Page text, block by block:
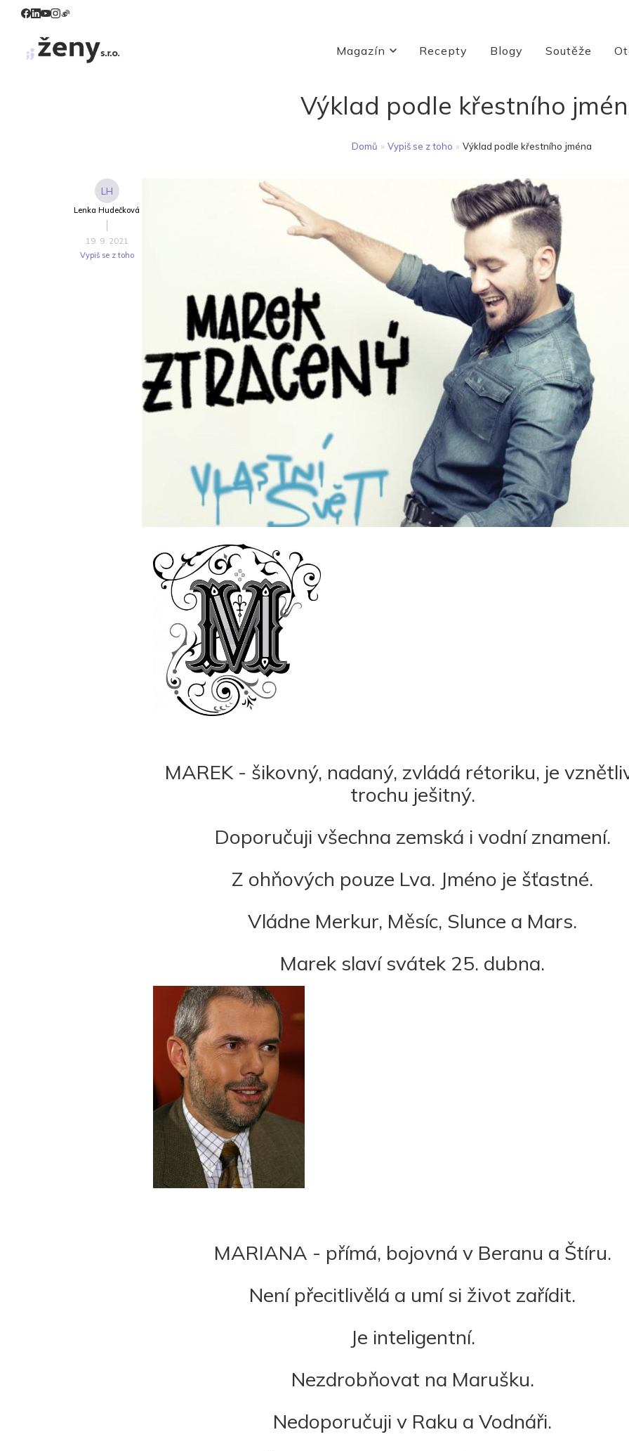
Magazín Recepty Blogy Soutěže
Výklad podle křestního
Domů » Vypiš se z toho » Výklad podle křestního jména
LH
Lenka Hudečková
19. 9. 2021
Vypiš se z toho
MAREK - šikovný, nadaný, zvládá rétoriku, je
trochu ješitný.
Doporučuji všechna zemská i vodní znamení.
Z ohňových pouze Lva. Jméno je šťastné.
Vládne Merkur, Měsíc, Slunce a Mars.
Marek slaví svátek 25. dubna.
MARIANA - přímá, bojovná v Beranu a Štíru.
Není přecitlivělá a umí si život zařídit.
Je inteligentní.
Nezdrobňovat na Marušku.
Nedoporučuji v Raku a Vodnáři.